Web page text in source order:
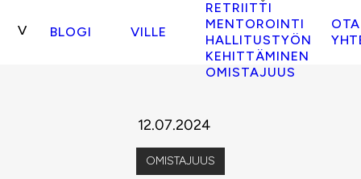
BLOGI VILLE
RETRIITTI
MENTOROINTI
HALLITUSTYÖN
KEHITTÄMINEN
OMISTAJUUS
OTA
12.07.2024
OMISTAJUUS